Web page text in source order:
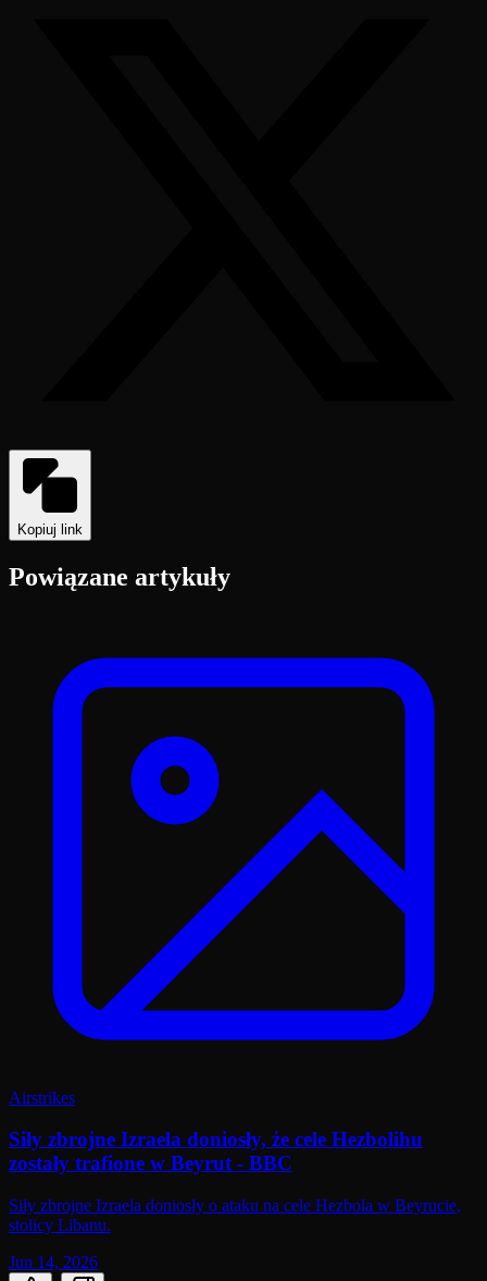
Kopiuj link
Powiązane artykuły
Airstrikes
Siły zbrojne Izraela doniosły, że cele Hezbolihu
zostały trafione w Beyrut - BBC
Siły zbrojne Izraela doniosły o ataku na cele Hezbola w Beyrucie,
stolicy Libanu.
Jun 14, 2026